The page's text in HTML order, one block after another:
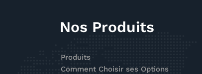
Nos Produits
Produits
Comment Choisir ses Options